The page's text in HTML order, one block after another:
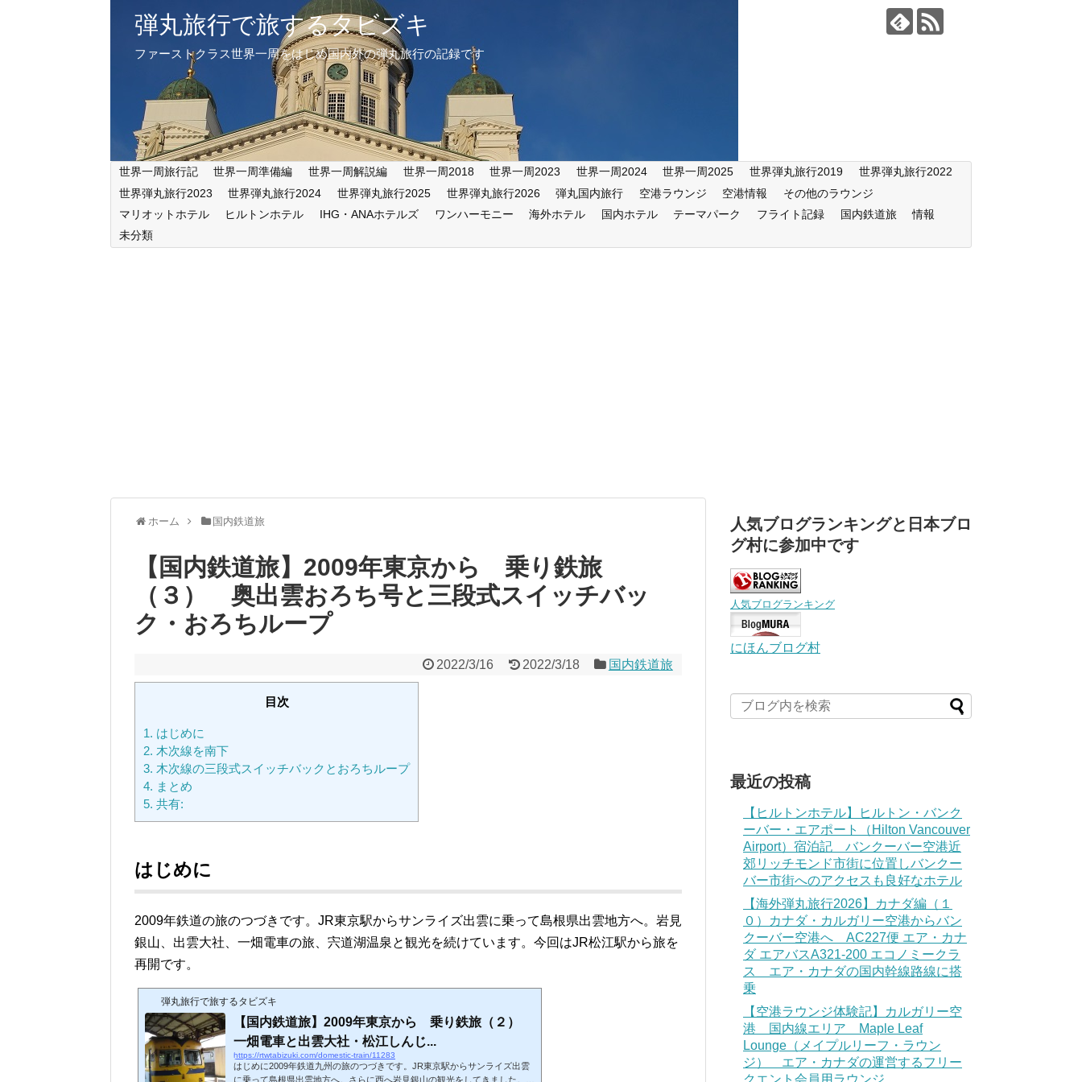
弾丸旅行で旅するタビズキ
ファーストクラス世界一周をはじめ国内外の弾丸旅行の記録です
世界一周旅行記 世界一周準備編 世界一周解説編 世界一周2018 世界一周2023 世界一周2024 世界一周2025 世界弾丸旅行2019
世界弾丸旅行2022
世界弾丸旅行2023
世界弾丸旅行2024 世界弾丸旅行2025 世界弾丸旅行2026 弾丸国内旅行 空港ラウンジ 空港情報
その他のラウンジ
マリオットホテル
ヒルトンホテル IHG・ANAホテルズ ワンハーモニー 海外ホテル 国内ホテル テーマパーク フライト記録 国内鉄道旅
情報
未分類
ホーム 国内鉄道旅
【国内鉄道旅】2009年東京から 乗り鉄旅
（３） 奥出雲おろち号と三段式スイッチバッ
ク・おろちループ
2022/3/16 2022/3/18 国内鉄道旅
目次
1. はじめに
2. 木次線を南下
3. 木次線の三段式スイッチバックとおろちループ
4. まとめ
5. 共有:
はじめに
2009年鉄道の旅のつづきです。JR東京駅からサンライズ出雲に乗って島根県出雲地方へ。岩見
銀山、出雲大社、一畑電車の旅、宍道湖温泉と観光を続けています。今回はJR松江駅から旅を
再開です。
弾丸旅行で旅するタビズキ
【国内鉄道旅】2009年東京から 乗り鉄旅（２）
一畑電車と出雲大社・松江しんじ...
https://rtwtabizuki.com/domestic-train/11283
はじめに2009年鉄道九州の旅のつづきです。JR東京駅からサンライズ出雲
に乗って島根県出雲地方へ。さらに西へ岩見銀山の観光をしてきました。そ
人気ブログランキングと日本ブロ
グ村に参加中です
人気ブログランキング
にほんブログ村
最近の投稿
【ヒルトンホテル】ヒルトン・バンク
ーバー・エアポート（Hilton Vancouver
Airport）宿泊記 バンクーバー空港近
郊リッチモンド市街に位置しバンクー
バー市街へのアクセスも良好なホテル
【海外弾丸旅行2026】カナダ編（１
０）カナダ・カルガリー空港からバン
クーバー空港へ AC227便 エア・カナ
ダ エアバスA321-200 エコノミークラ
ス エア・カナダの国内幹線路線に搭
乗
【空港ラウンジ体験記】カルガリー空
港 国内線エリア Maple Leaf
Lounge（メイプルリーフ・ラウン
ジ） エア・カナダの運営するフリー
クエント会員用ラウンジ